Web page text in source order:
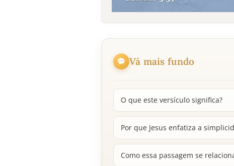
Vá mais fundo
O que este versículo significa?
Por que Jesus enfatiza a
Como essa passagem se